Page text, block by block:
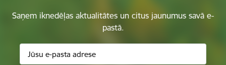
Saņem iknedēļas aktualitātes un citus jaunumus savā e-
pastā.